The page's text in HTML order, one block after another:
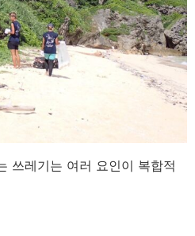
쓰레기는 여러 요인이 복합적